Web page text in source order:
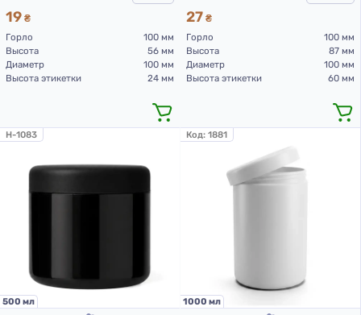
19 ₴
Горло
100 мм
Высота
56 мм
Диаметр
100 мм
Высота этикетки
24 мм
27 ₴
Горло
100 мм
Высота
87 мм
Диаметр
100 мм
Высота этикетки
60 мм
H-1083
500 мл
Код: 1881
1000 мл